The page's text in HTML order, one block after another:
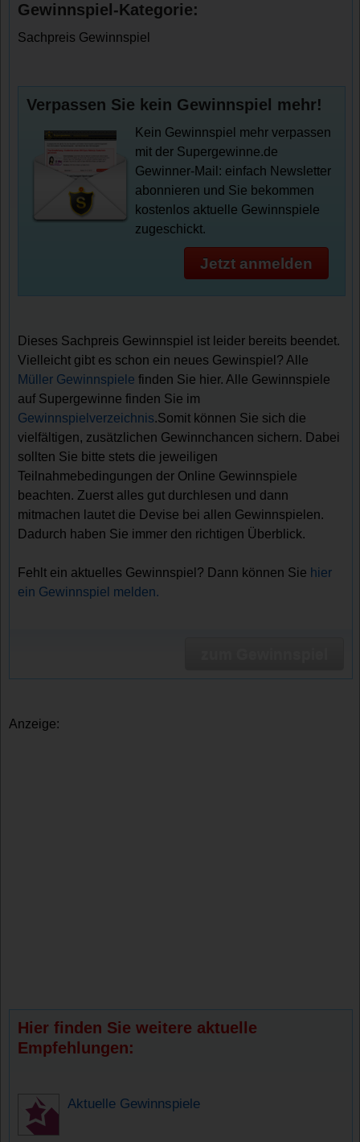
Gewinnspiel-Kategorie:
Sachpreis Gewinnspiel
Verpassen Sie kein Gewinnspiel mehr!
Kein Gewinnspiel mehr verpassen
mit der Supergewinne.de
Gewinner-Mail: einfach Newsletter
abonnieren und Sie bekommen
kostenlos aktuelle Gewinnspiele
zugeschickt.
Jetzt anmelden
Dieses Sachpreis Gewinnspiel ist leider bereits beendet.
Vielleicht gibt es schon ein neues Gewinspiel? Alle
Müller Gewinnspiele finden Sie hier. Alle Gewinnspiele
auf Supergewinne finden Sie im
Gewinnspielverzeichnis.Somit können Sie sich die
vielfältigen, zusätzlichen Gewinnchancen sichern. Dabei
sollten Sie bitte stets die jeweiligen
Teilnahmebedingungen der Online Gewinnspiele
beachten. Zuerst alles gut durchlesen und dann
mitmachen lautet die Devise bei allen Gewinnspielen.
Dadurch haben Sie immer den richtigen Überblick.
Fehlt ein aktuelles Gewinnspiel? Dann können Sie hier
ein Gewinnspiel melden.
Anzeige:
Hier finden Sie weitere aktuelle
Empfehlungen:
Aktuelle Gewinnspiele